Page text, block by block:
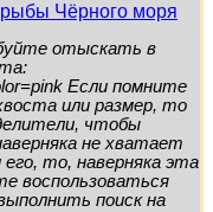
Чёрного моря
отыскать в
Если помните
или размер, то
чтобы
не хватает
то, наверняка эта
воспользоваться
поиск на